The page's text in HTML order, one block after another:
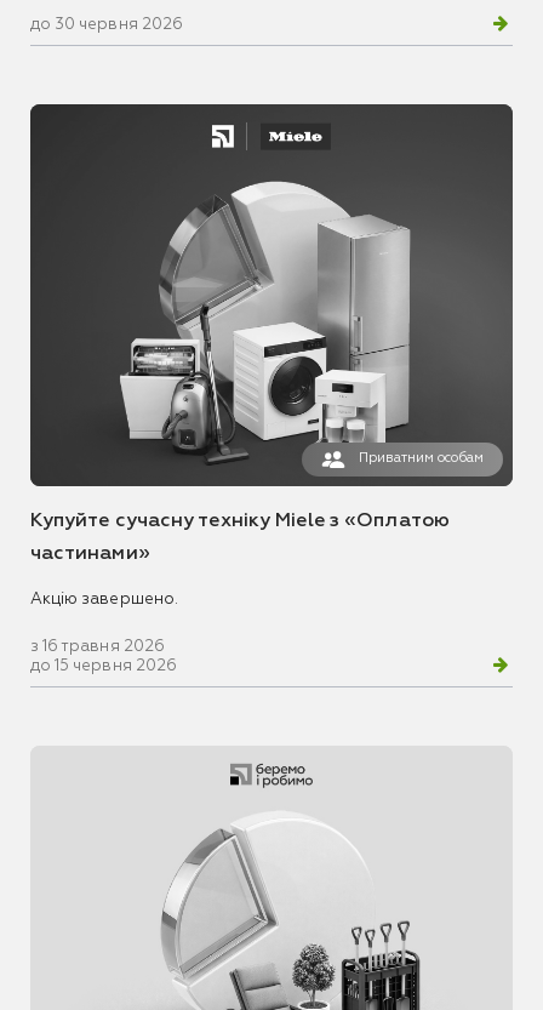
до 30 червня 2026
Приватним особам
Купуйте сучасну техніку Miele з «Оплатою
частинами»
Акцію завершено.
з 16 травня 2026
до 15 червня 2026